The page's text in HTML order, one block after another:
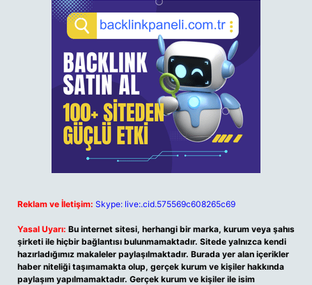
Reklam ve İletişim: Skype: live:.cid.575569c608265c69
Yasal Uyarı: Bu internet sitesi, herhangi bir marka, kurum veya şahıs
şirketi ile hiçbir bağlantısı bulunmamaktadır. Sitede yalnızca kendi
hazırladığımız makaleler paylaşılmaktadır. Burada yer alan içerikler
haber niteliği taşımamakta olup, gerçek kurum ve kişiler hakkında
paylaşım yapılmamaktadır. Gerçek kurum ve kişiler ile isim